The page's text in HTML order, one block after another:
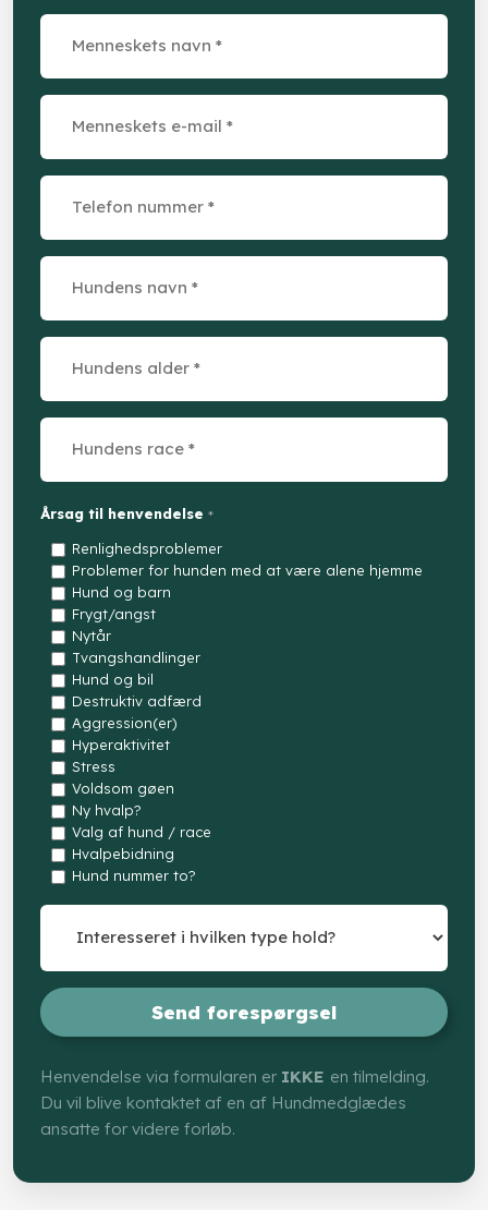
Årsag til henvendelse *
Renlighedsproblemer
Problemer for hunden med at være alene hjemme
Hund og barn
Frygt/angst
Nytår
Tvangshandlinger
Hund og bil
Destruktiv adfærd
Aggression(er)
Hyperaktivitet
Stress
Voldsom gøen
Ny hvalp?
Valg af hund / race
Hvalpebidning
Hund nummer to?
Henvendelse via formularen er IKKE en tilmelding.
Du vil blive kontaktet af en af Hundmedglædes
ansatte for videre forløb.​